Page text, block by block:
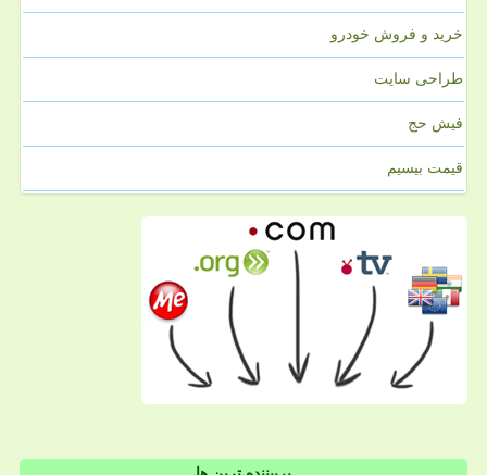
خرید و فروش خودرو
طراحی سایت
فیش حج
قیمت بیسیم